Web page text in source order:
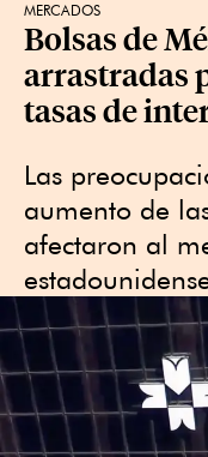
MERCADOS
Bolsas de
arrastradas
tasas de
Las
aumento de
afectaron al